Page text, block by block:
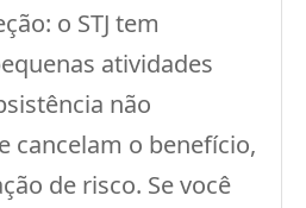
o STJ tem
atividades
não
cancelam o benefício,
de risco. Se você